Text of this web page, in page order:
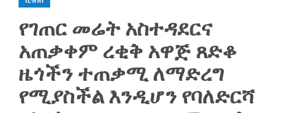
የገጠር መሬት አስተዳደርና
አጠቃቀም ረቂቅ አዋጅ ጸድቆ
ዜጎችን ተጠቃሚ ለማድረግ
የሚያስችል እንዲሆን የባለድርሻ